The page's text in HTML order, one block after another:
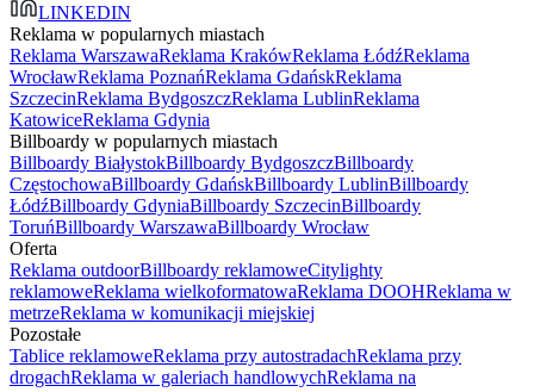
LINKEDIN
Reklama w popularnych miastach
Reklama WarszawaReklama KrakówReklama ŁódźReklama
WrocławReklama PoznańReklama GdańskReklama
SzczecinReklama BydgoszczReklama LublinReklama
KatowiceReklama Gdynia
Billboardy w popularnych miastach
Billboardy BiałystokBillboardy BydgoszczBillboardy
CzęstochowaBillboardy GdańskBillboardy LublinBillboardy
ŁódźBillboardy GdyniaBillboardy SzczecinBillboardy
ToruńBillboardy WarszawaBillboardy Wrocław
Oferta
Reklama outdoorBillboardy reklamoweCitylighty
reklamoweReklama wielkoformatowaReklama DOOHReklama w
metrzeReklama w komunikacji miejskiej
Pozostałe
Tablice reklamoweReklama przy autostradachReklama przy
drogachReklama w galeriach handlowychReklama na